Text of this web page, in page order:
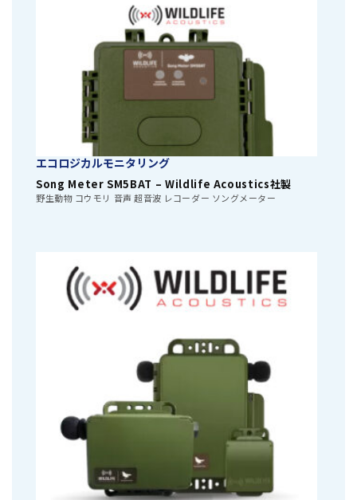
エコロジカルモニタリング
Song Meter SM5BAT – Wildlife Acoustics社製
野生動物 コウモリ 音声 超音波 レコーダー ソングメーター